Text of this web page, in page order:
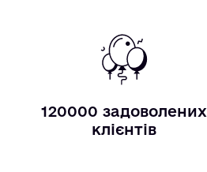
120000 задоволених
клієнтів